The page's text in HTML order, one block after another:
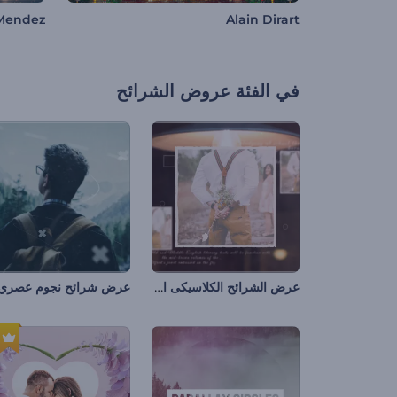
Alain Dirart
في الفئة عروض الشرائح
عرض الشرائح الكلاسيكى القديم عرض شرائح نجوم